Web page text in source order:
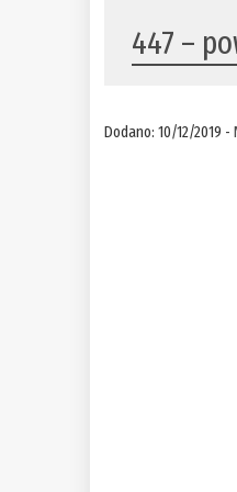
447 –
Dodano: 10/12/2019 -